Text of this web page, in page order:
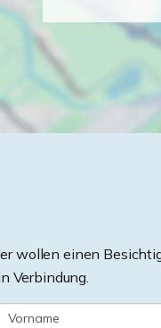
wollen einen
Verbindung.